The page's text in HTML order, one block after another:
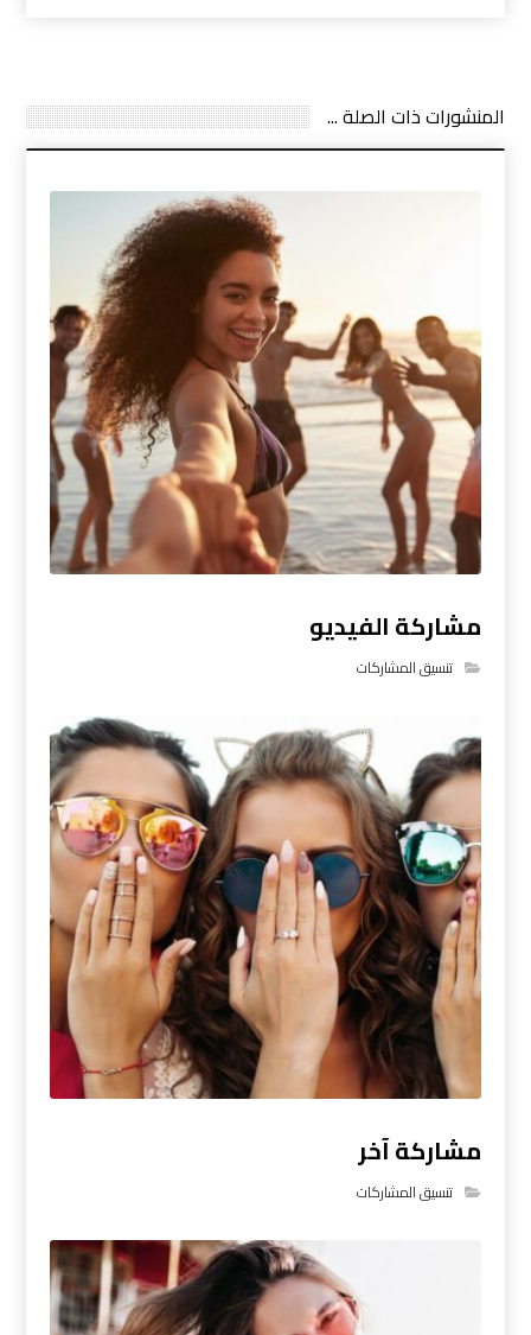
المنشورات ذات الصلة ...
مشاركة الفيديو
تنسيق المشاركات
مشاركة آخر
تنسيق المشاركات